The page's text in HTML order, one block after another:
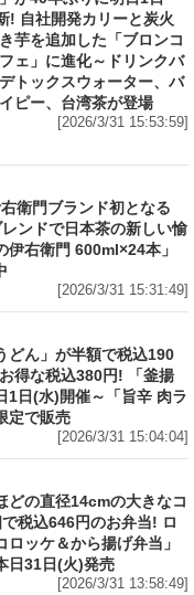
! 自社開発カリーと炭火
芋を追加した「ブロンコ
ェ」に進化～ドリンクバ
トックスウォーター、バ
ピー、台湾茶が登場
[2026/3/31 15:53:59]
衛門ブランド初となる
レンドで日本茶の新しい愉
伊右衛門 600ml×24本」
[2026/3/31 15:31:49]
どん」が半額で税込190
得な税込380円! 「釜揚
1日(水)開催～「旨辛 肉ラ
定で販売
[2026/3/31 15:04:04]
どの直径14cmの大きなコ
税込646円のお弁当! ロ
ッケ＆から揚げ弁当」
日31日(火)発売
[2026/3/31 13:58:49]